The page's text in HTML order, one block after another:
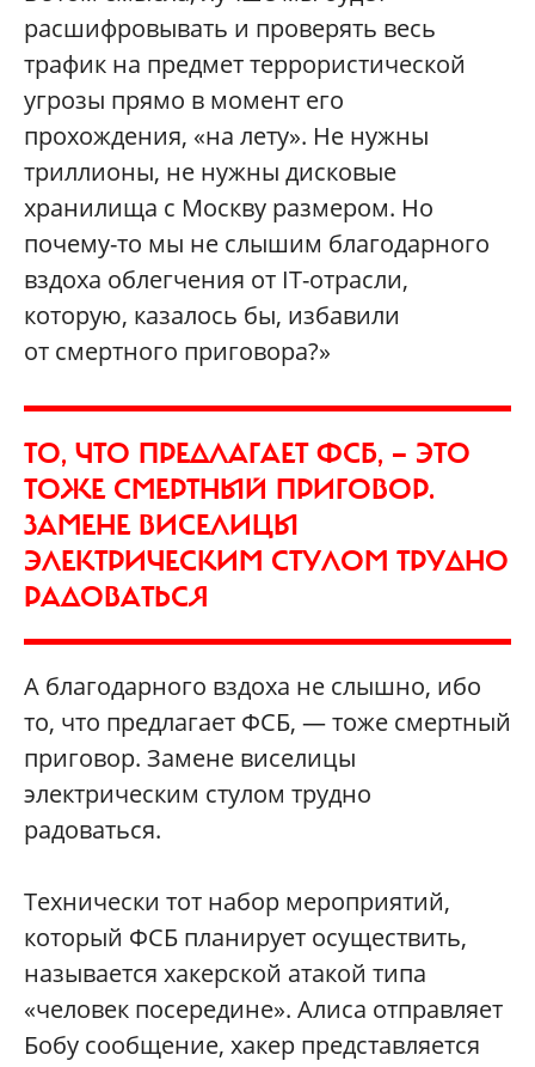
расшифровывать и проверять весь
трафик на предмет террористической
угрозы прямо в момент его
прохождения, «на лету». Не нужны
триллионы, не нужны дисковые
хранилища с Москву размером. Но
почему-то мы не слышим благодарного
вздоха облегчения от IT-отрасли,
которую, казалось бы, избавили
от смертного приговора?»
ТО, ЧТО ПРЕДЛАГАЕТ ФСБ, — ЭТО
ТОЖЕ СМЕРТНЫЙ ПРИГОВОР.
ЗАМЕНЕ ВИСЕЛИЦЫ
ЭЛЕКТРИЧЕСКИМ СТУЛОМ ТРУДНО
РАДОВАТЬСЯ
А благодарного вздоха не слышно, ибо
то, что предлагает ФСБ, — тоже смертный
приговор. Замене виселицы
электрическим стулом трудно
радоваться.
Технически тот набор мероприятий,
который ФСБ планирует осуществить,
называется хакерской атакой типа
«человек посередине». Алиса отправляет
Бобу сообщение, хакер представляется